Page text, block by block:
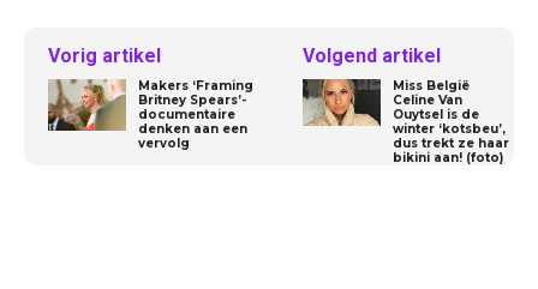
Vorig artikel
Makers ‘Framing
Britney Spears’-
documentaire
denken aan een
vervolg
Volgend artikel
Miss België
Celine Van
Ouytsel is de
winter ‘kotsbeu’,
dus trekt ze haar
bikini aan! (foto)